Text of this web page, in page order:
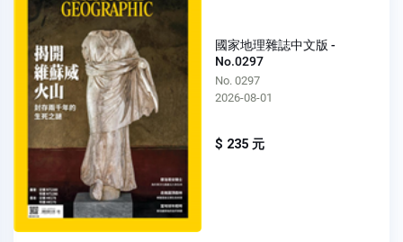
國家地理雜誌中文版 -
No.0297
No. 0297
2026-08-01
$ 235 元